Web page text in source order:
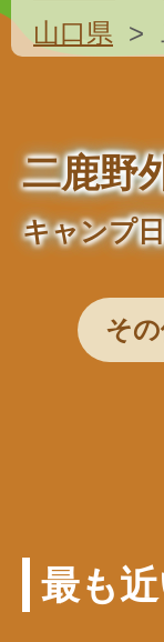
山口県
二鹿野
キャンプ
そ
最も